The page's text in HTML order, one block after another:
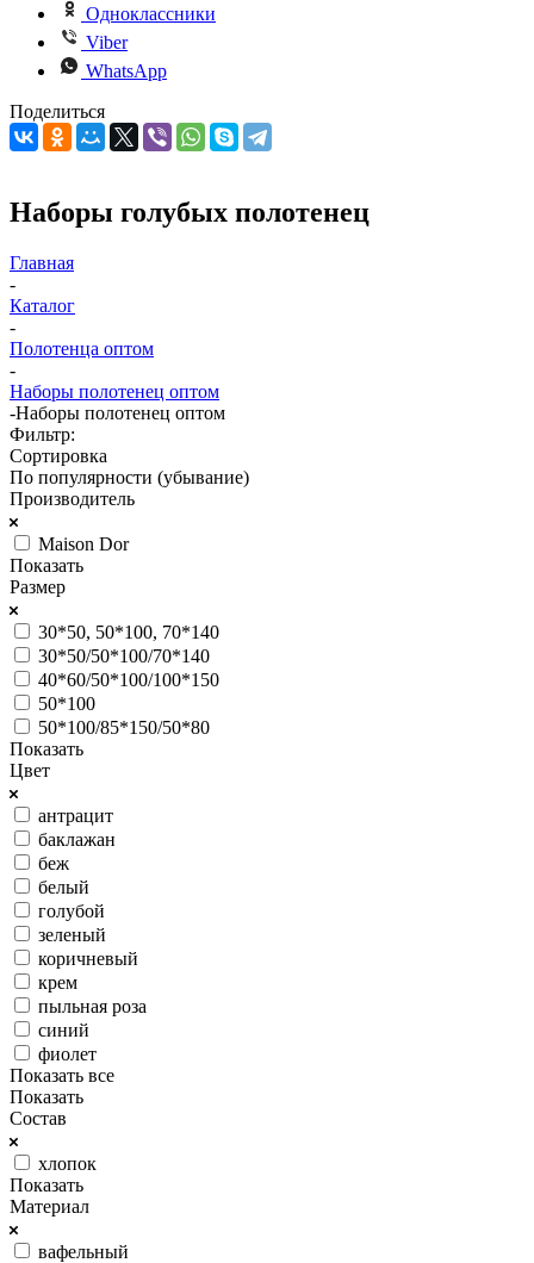
Одноклассники
Viber
WhatsApp
Поделиться
Наборы голубых полотенец
Главная
-
Каталог
-
Полотенца оптом
-
Наборы полотенец оптом
-Наборы полотенец оптом
Фильтр:
Сортировка
По популярности (убывание)
Производитель
Maison Dor
Показать
Размер
30*50, 50*100, 70*140
30*50/50*100/70*140
40*60/50*100/100*150
50*100
50*100/85*150/50*80
Показать
Цвет
антрацит
баклажан
беж
белый
голубой
зеленый
коричневый
крем
пыльная роза
синий
фиолет
Показать все
Показать
Состав
хлопок
Показать
Материал
вафельный